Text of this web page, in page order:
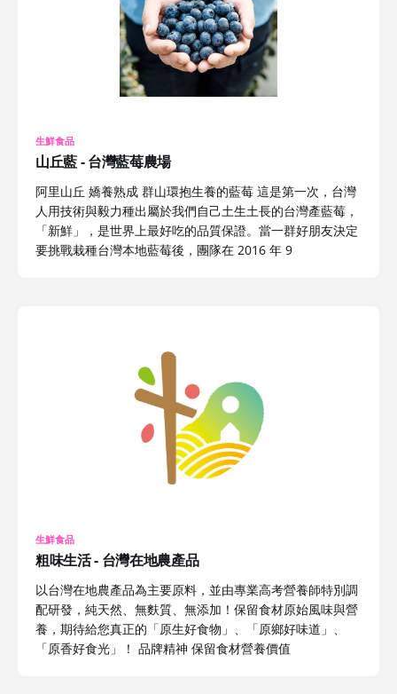
生鮮食品
山丘藍 - 台灣藍莓農場
阿里山丘 嬌養熟成 群山環抱生養的藍莓 這是第一次，台灣
人用技術與毅力種出屬於我們自己土生土長的台灣產藍莓，
「新鮮」，是世界上最好吃的品質保證。當一群好朋友決定
要挑戰栽種台灣本地藍莓後，團隊在 2016 年 9
生鮮食品
粗味生活 - 台灣在地農產品
以台灣在地農產品為主要原料，並由專業高考營養師特別調
配研發，純天然、無麩質、無添加！保留食材原始風味與營
養，期待給您真正的「原生好食物」、「原鄉好味道」、
「原香好食光」！ 品牌精神 保留食材營養價值